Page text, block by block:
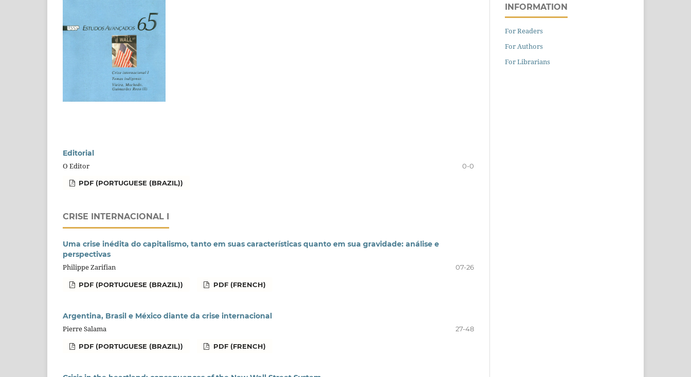
Editorial
O Editor
0-0
PDF (PORTUGUESE (BRAZIL))
CRISE INTERNACIONAL I
Uma crise inédita do capitalismo, tanto em suas características quanto em sua gravidade: análise e
perspectivas
Philippe Zarifian
07-26
PDF (PORTUGUESE (BRAZIL)) PDF (FRENCH)
Argentina, Brasil e México diante da crise internacional
Pierre Salama
27-48
PDF (PORTUGUESE (BRAZIL)) PDF (FRENCH)
INFORMATION
For Readers
For Authors
For Librarians